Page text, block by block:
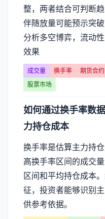
整，两者结合可判断
伴随放量可能预示突
分析多空博弈，流动
效果
成交量 换手率 期货合约
股票市场
如何通过换手率数
力持仓成本
换手率是估算主力持
高换手率区间的成交
区间和平均持仓成本
征，投资者能够识别
供参考依据。